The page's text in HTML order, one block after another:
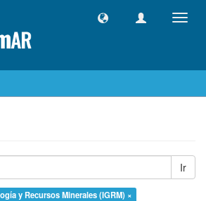
Ir
y Recursos Minerales (IGRM) ×